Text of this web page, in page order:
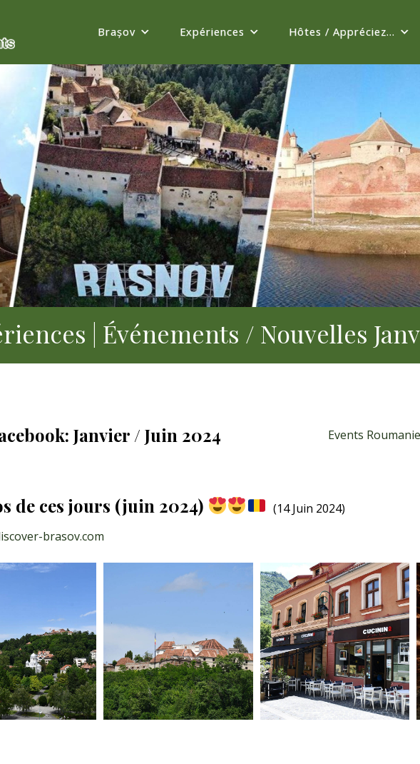
Brașov Expériences Hôtes / Appréciez...
| Événements / Nouvelles
Janvier / Juin 2024 Events
de ces jours (juin 2024)
(14 Juin 2024)
brasov.com